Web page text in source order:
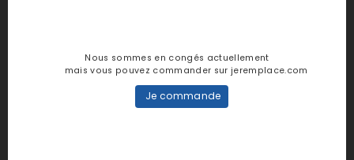
personne n'a encore posté d'avis
Nous sommes en congés actuellement
mais vous pouvez commander sur jeremplace.com
Je commande